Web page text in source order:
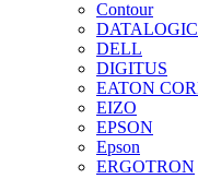
Contour
DATALOGIC
DELL
DIGITUS
EATON
EIZO
EPSON
Epson
ERGOTRON